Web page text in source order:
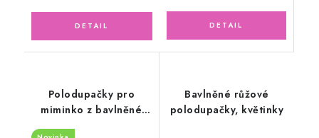
Polodupačky pro
miminko z bavlněné
Bavlněné růžové
polodupačky, květinky